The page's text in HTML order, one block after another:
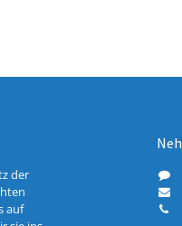
der
auf